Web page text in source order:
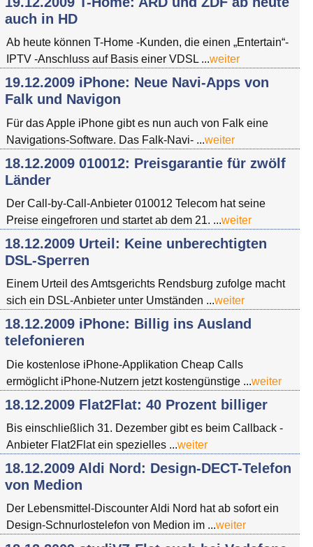
auch in HD
Ab heute können T-Home -Kunden, die einen „Entertain“-
IPTV -Anschluss auf Basis einer VDSL ...weiter
19.12.2009 iPhone: Neue Navi-Apps von
Falk und Navigon
Für das Apple iPhone gibt es nun auch von Falk eine
Navigations-Software. Das Falk-Navi- ...weiter
18.12.2009 010012: Preisgarantie für zwölf
Länder
Der Call-by-Call-Anbieter 010012 Telecom hat seine
Preise eingefroren und startet ab dem 21. ...weiter
18.12.2009 Urteil: Keine unberechtigten
DSL-Sperren
Einem Urteil des Amtsgerichts Rendsburg zufolge macht
sich ein DSL-Anbieter unter Umständen ...weiter
18.12.2009 iPhone: Billig ins Ausland
telefonieren
Die kostenlose iPhone-Applikation Cheap Calls
ermöglicht iPhone-Nutzern jetzt kostengünstige ...weiter
18.12.2009 Flat2Flat: 40 Prozent billiger
Bis einschließlich 31. Dezember gibt es beim Callback -
Anbieter Flat2Flat ein spezielles ...weiter
18.12.2009 Aldi Nord: Design-DECT-Telefon
von Medion
Der Lebensmittel-Discounter Aldi Nord hat ab sofort ein
Design-Schnurlostelefon von Medion im ...weiter